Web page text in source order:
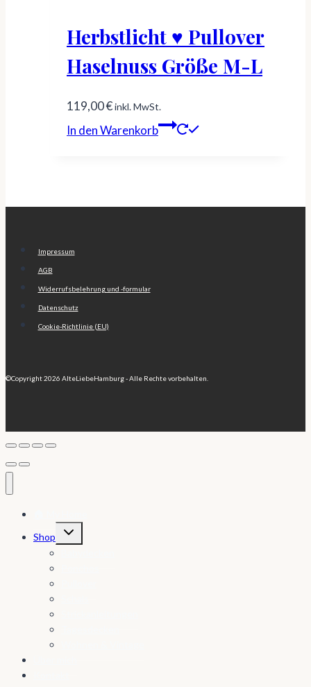
Herbstlicht ♥ Pullover
Haselnuss Größe M-L
119,00€inkl. MwSt.
In den Warenkorb
Impressum
AGB
Widerrufsbelehrung und -formular
Datenschutz
Cookie-Richtlinie (EU)
©Copyright 2026 AlteLiebeHamburg - Alle Rechte vorbehalten.
Shop
Untermenü
umschalten